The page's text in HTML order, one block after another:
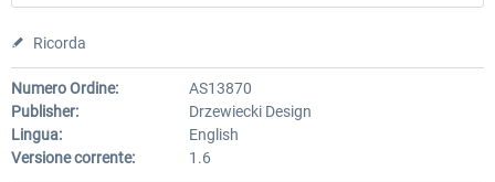
Ricorda
Numero Ordine:
AS13870
Publisher:
Drzewiecki Design
Lingua:
English
Versione corrente:
1.6